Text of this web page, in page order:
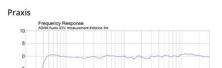
Praxis